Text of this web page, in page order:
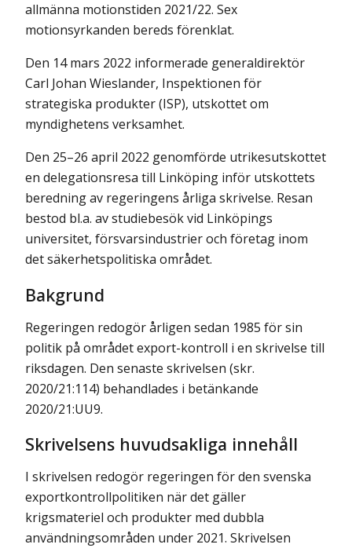
allmänna motionstiden 2021/22. Sex
motionsyrkanden bereds förenklat.
Den 14 mars 2022 informerade generaldirektör
Carl Johan Wieslander, Inspektionen för
strategiska produkter (ISP), utskottet om
myndighetens verksamhet.
Den 25–26 april 2022 genomförde utrikesutskottet
en delegationsresa till Linköping inför utskottets
beredning av regeringens årliga skrivelse. Resan
bestod bl.a. av studiebesök vid Linköpings
universitet, försvarsindustrier och företag inom
det säkerhetspolitiska området.
Bakgrund
Regeringen redogör årligen sedan 1985 för sin
politik på området export-kontroll i en skrivelse till
riksdagen. Den senaste skrivelsen (skr.
2020/21:114) behandlades i betänkande
2020/21:UU9.
Skrivelsens huvudsakliga innehåll
I skrivelsen redogör regeringen för den svenska
exportkontrollpolitiken när det gäller
krigsmateriel och produkter med dubbla
användningsområden under 2021. Skrivelsen